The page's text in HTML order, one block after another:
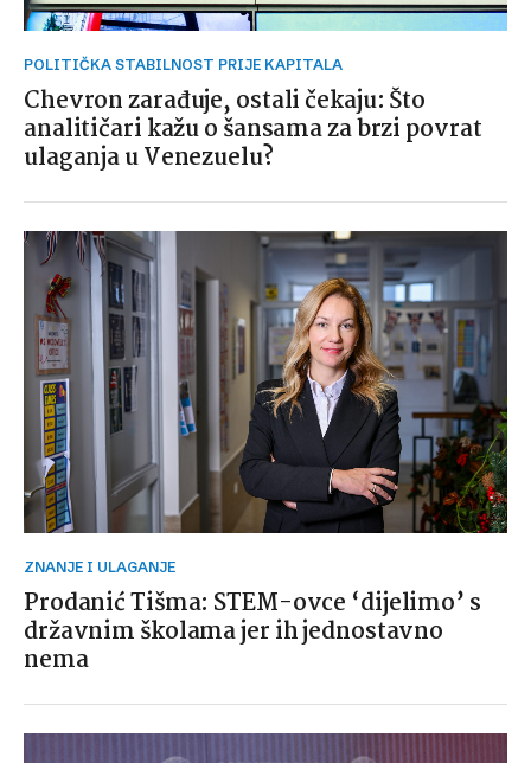
POLITIČKA STABILNOST PRIJE KAPITALA
Chevron zarađuje, ostali čekaju: Što
analitičari kažu o šansama za brzi povrat
ulaganja u Venezuelu?
ZNANJE I ULAGANJE
Prodanić Tišma: STEM-ovce ‘dijelimo’ s
državnim školama jer ih jednostavno
nema